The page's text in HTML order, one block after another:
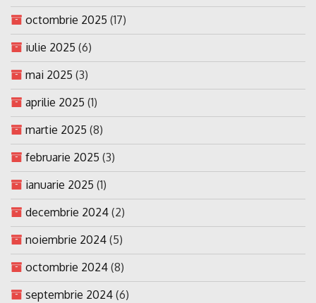
octombrie 2025 (17)
iulie 2025 (6)
mai 2025 (3)
aprilie 2025 (1)
martie 2025 (8)
februarie 2025 (3)
ianuarie 2025 (1)
decembrie 2024 (2)
noiembrie 2024 (5)
octombrie 2024 (8)
septembrie 2024 (6)